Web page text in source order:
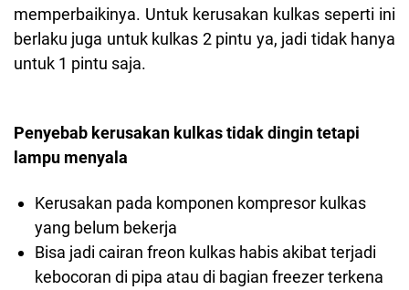
memperbaikinya. Untuk kerusakan kulkas seperti ini
berlaku juga untuk kulkas 2 pintu ya, jadi tidak hanya
untuk 1 pintu saja.
Penyebab kerusakan kulkas tidak dingin tetapi
lampu menyala
Kerusakan pada komponen kompresor kulkas
yang belum bekerja
Bisa jadi cairan freon kulkas habis akibat terjadi
kebocoran di pipa atau di bagian freezer terkena